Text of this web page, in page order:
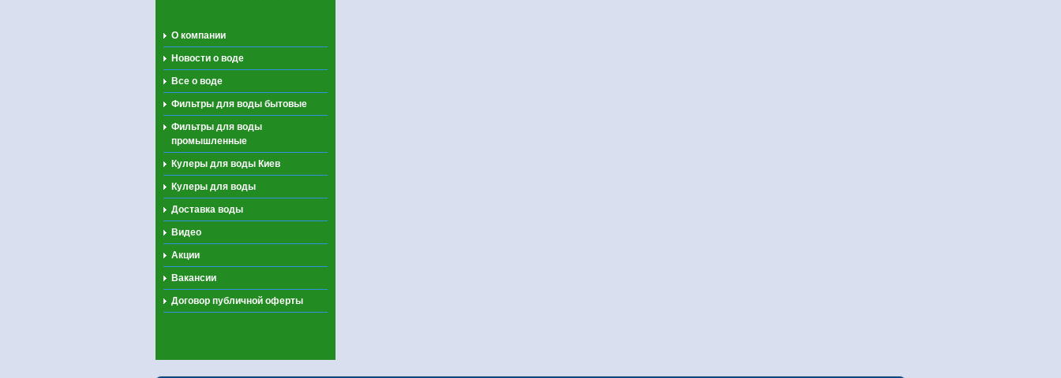
О компании
Новости о воде
Все о воде
Фильтры для воды бытовые
Фильтры для воды
промышленные
Кулеры для воды Киев
Кулеры для воды
Доставка воды
Видео
Акции
Вакансии
Договор публичной оферты